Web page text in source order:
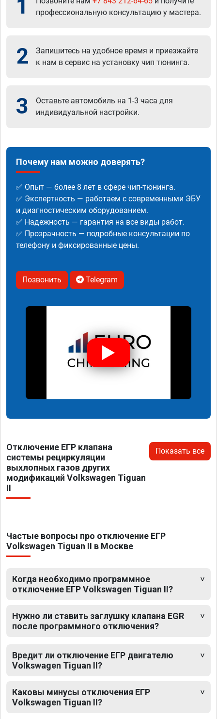
1
профессиональную консультацию у мастера.
2
Запишитесь на удобное время и приезжайте
к нам в сервис на установку чип тюнинга.
3
Оставьте автомобиль на 1-3 часа для
индивидуальной настройки.
Почему нам можно доверять?
✅ Опыт — более 8 лет в сфере чип-тюнинга.
✅ Экспертность — работаем с современными ЭБУ
и диагностическим оборудованием.
✅ Надежность — гарантия на все виды работ.
✅ Прозрачность — подробные консультации по
телефону и фиксированные цены.
Позвонить Telegram
Отключение ЕГР клапана
системы рециркуляции
выхлопных газов других
модификаций Volkswagen Tiguan
II
Показать все
Частые вопросы про отключение ЕГР
Volkswagen Tiguan II в Москве
Когда необходимо программное
отключение ЕГР Volkswagen Tiguan II?
Нужно ли ставить заглушку клапана EGR
после программного отключения?
Вредит ли отключение ЕГР двигателю
Volkswagen Tiguan II?
Каковы минусы отключения ЕГР
Volkswagen Tiguan II?